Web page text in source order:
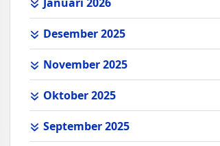
Desember 2025
November 2025
Oktober 2025
September 2025